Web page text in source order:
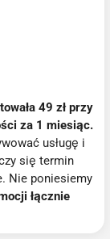
49 zł przy
za 1 miesiąc.
usługę i
się termin
Nie poniesiemy
łącznie